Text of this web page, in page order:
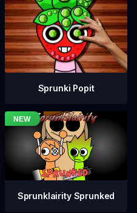
Sprunki Popit
Sprunklairity Sprunked